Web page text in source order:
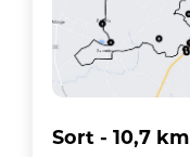
Sort - 10,7 km